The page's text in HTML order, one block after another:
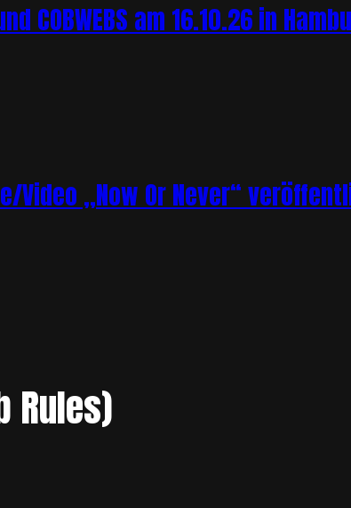
COBWEBS am 16.10.26 in
Video „Now Or Never“
Rules)